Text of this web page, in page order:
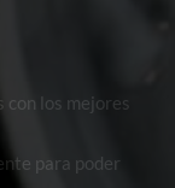
con los mejores
para poder